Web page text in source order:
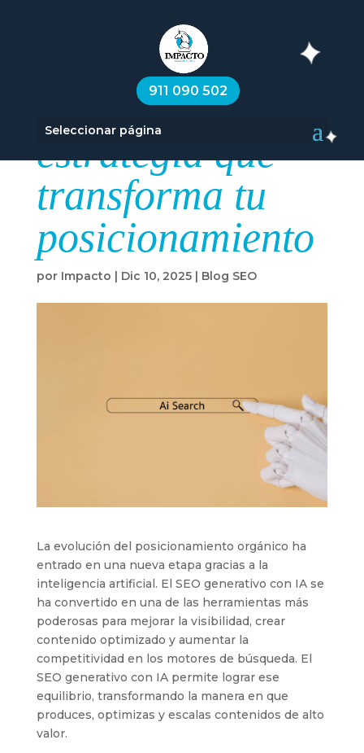
911 090 502
Seleccionar página
SEO generativo
con IA: la
estrategia que
transforma tu
posicionamiento
por Impacto | Dic 10, 2025| Blog SEO
La evolución del posicionamiento orgánico ha
entrado en una nueva etapa gracias a la
inteligencia artificial. El SEO generativo con IA se
ha convertido en una de las herramientas más
poderosas para mejorar la visibilidad, crear
contenido optimizado y aumentar la
competitividad en los motores de búsqueda. El
SEO generativo con IA permite lograr ese
equilibrio, transformando la manera en que
produces, optimizas y escalas contenidos de alto
valor.